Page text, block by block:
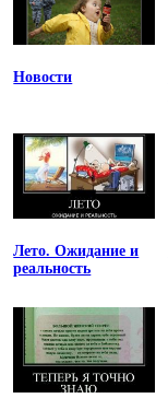
Новости
Лето. Ожидание и
реальность